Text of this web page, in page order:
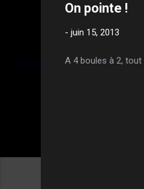
On pointe !
- juin 15, 2013
A 4 boules à 2, tout